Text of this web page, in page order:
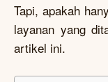
Tapi, apakah
layanan yang
artikel ini.